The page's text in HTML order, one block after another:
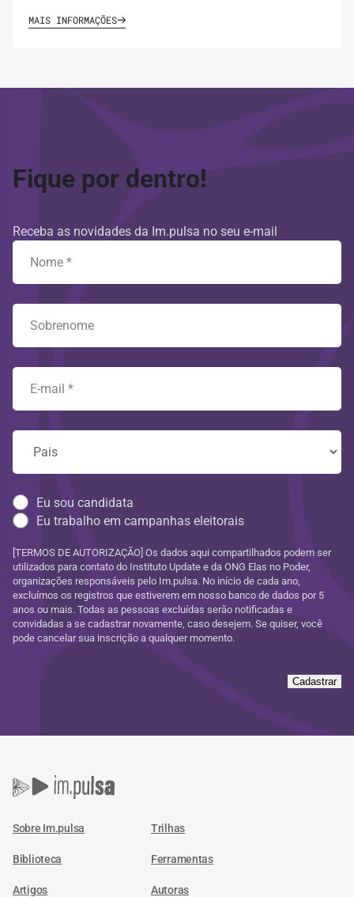
MAIS INFORMAÇÕES
Fique por dentro!
Receba as novidades da Im.pulsa no seu e-mail
Eu sou candidata
Eu trabalho em campanhas eleitorais
[TERMOS DE AUTORIZAÇÃO] Os dados aqui compartilhados podem ser
utilizados para contato do Instituto Update e da ONG Elas no Poder,
organizações responsáveis pelo Im.pulsa. No início de cada ano,
excluímos os registros que estiverem em nosso banco de dados por 5
anos ou mais. Todas as pessoas excluídas serão notificadas e
convidadas a se cadastrar novamente, caso desejem. Se quiser, você
pode cancelar sua inscrição a qualquer momento.
Cadastrar
Sobre Im.pulsa Trilhas
Biblioteca Ferramentas
Artigos Autoras